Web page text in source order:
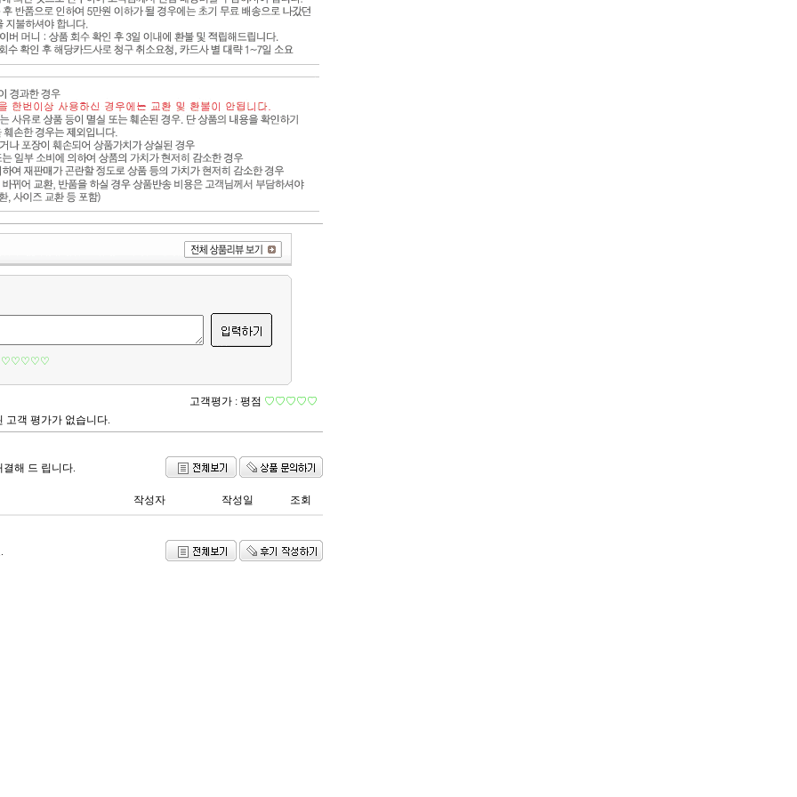
♡♡♡♡♡
고객평가 : 평점 ♡♡♡♡♡
고객 평가가 없습니다.
해 드 립니다.
작성자 작성일 조회